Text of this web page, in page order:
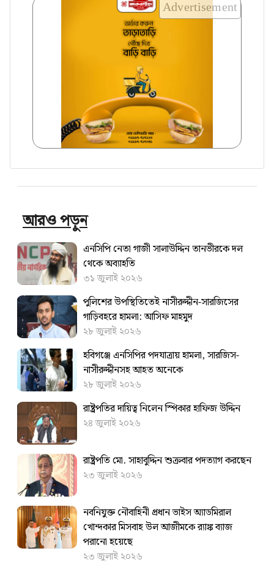
Advertisement
আরও পড়ুন
এনসিপি নেতা গাজী সালাউদ্দিন তানভীরকে দল
থেকে অব্যাহতি
৩১ জুলাই ২০২৬
পুলিশের উপস্থিতিতেই নাসীরুদ্দীন-সারজিসের
গাড়িবহরে হামলা: আসিফ মাহমুদ
২৮ জুলাই ২০২৬
হবিগঞ্জে এনসিপির পদযাত্রায় হামলা, সারজিস-
নাসীরুদ্দীনসহ আহত অনেকে
২৮ জুলাই ২০২৬
রাষ্ট্রপতির দায়িত্ব নিলেন স্পিকার হাফিজ উদ্দিন
২৪ জুলাই ২০২৬
রাষ্ট্রপতি মো. সাহাবুদ্দিন শুক্রবার পদত্যাগ করছেন
২৩ জুলাই ২০২৬
নবনিযুক্ত নৌবাহিনী প্রধান ভাইস অ্যাডমিরাল
খোন্দকার মিসবাহ উল আজীমকে র‌্যাঙ্ক ব্যাজ
পরানো হয়েছে
২৩ জুলাই ২০২৬